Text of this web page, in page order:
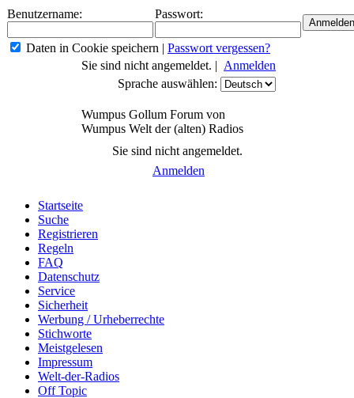
Benutzername: Passwort:
Daten in Cookie speichern | Passwort vergessen?
Sie sind nicht angemeldet. | Anmelden
Sprache auswählen:
Wumpus Gollum Forum von
Wumpus Welt der (alten) Radios
Sie sind nicht angemeldet.
Anmelden
Startseite
Suche
Registrieren
Regeln
FAQ
Datenschutz
Service
Sicherheit
Werbung / Urheberrechte
Stichworte
Meistgelesen
Impressum
Welt-der-Radios
Off Topic